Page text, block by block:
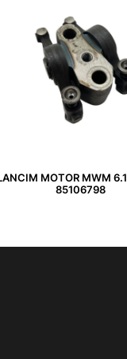
MOTOR MWM
85106798